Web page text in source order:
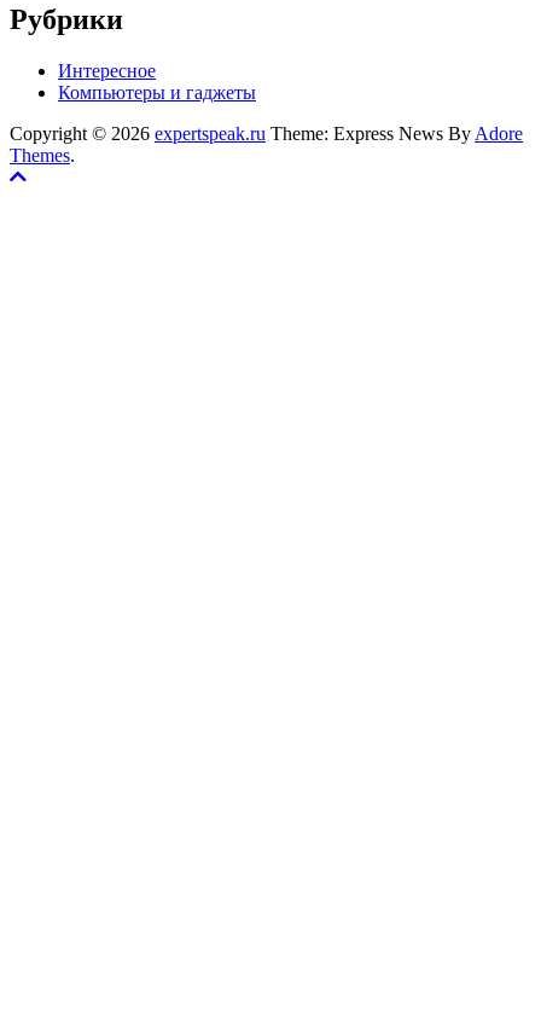
Рубрики
Интересное
Компьютеры и гаджеты
Copyright © 2026 expertspeak.ru Theme: Express News By Adore
Themes.